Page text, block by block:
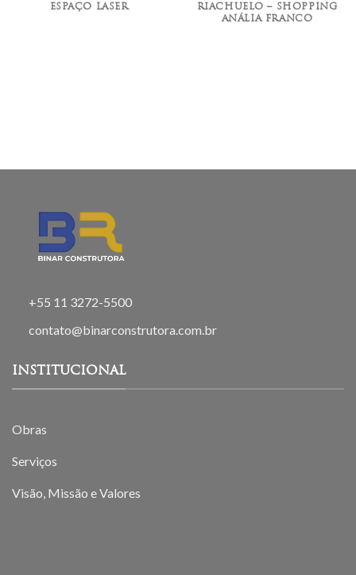
ESPAÇO LASER
RIACHUELO – SHOPPING
ANÁLIA FRANCO
+55 11 3272-5500
contato@binarconstrutora.com.br
INSTITUCIONAL
Obras
Serviços
Visão, Missão e Valores